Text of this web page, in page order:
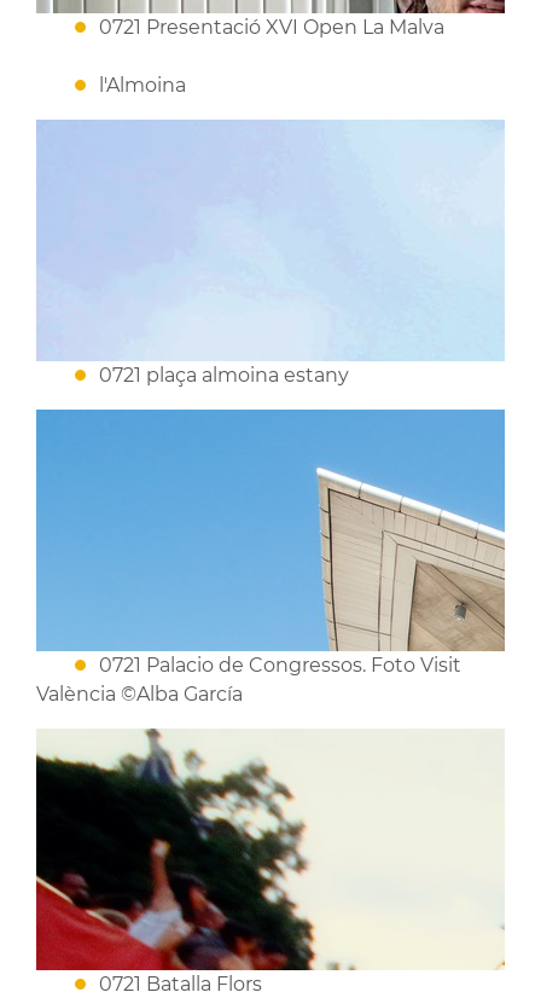
0721 Presentació XVI Open La Malva
l'Almoina
0721 plaça almoina estany
0721 Palacio de Congressos. Foto Visit
València ©Alba García
0721 Batalla Flors